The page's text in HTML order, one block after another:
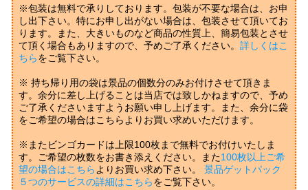
※包装は無料で承りしております。包装が不要な場合は、お申
し出下さい。特にお申し出がない場合は、包装させて頂いてお
ります。また、大きいものなど商品の性質上、簡易包装とさせ
て頂く場合もありますので、予めご了承ください。詳しくはこ
ちらをご覧下さい。
※ 持ち帰り用の袋は景品の個数分のみお付けさせて頂きま
す。余分に差し上げることは当店では致しかねますので、予め
ご了承くださいますようお願い申し上げます。また、余分に袋
をご希望の場合はこちらよりお買い求めいただけます。
※またビンゴカードは上限100枚まで無料でお付けいたしま
す。ご希望の枚数をお書き添えください。また100枚以上ご希
望の場合はこちら よりお買い求め下さい。景品ゲットパック
５つのサービスの詳細はこちらをご覧下さい。